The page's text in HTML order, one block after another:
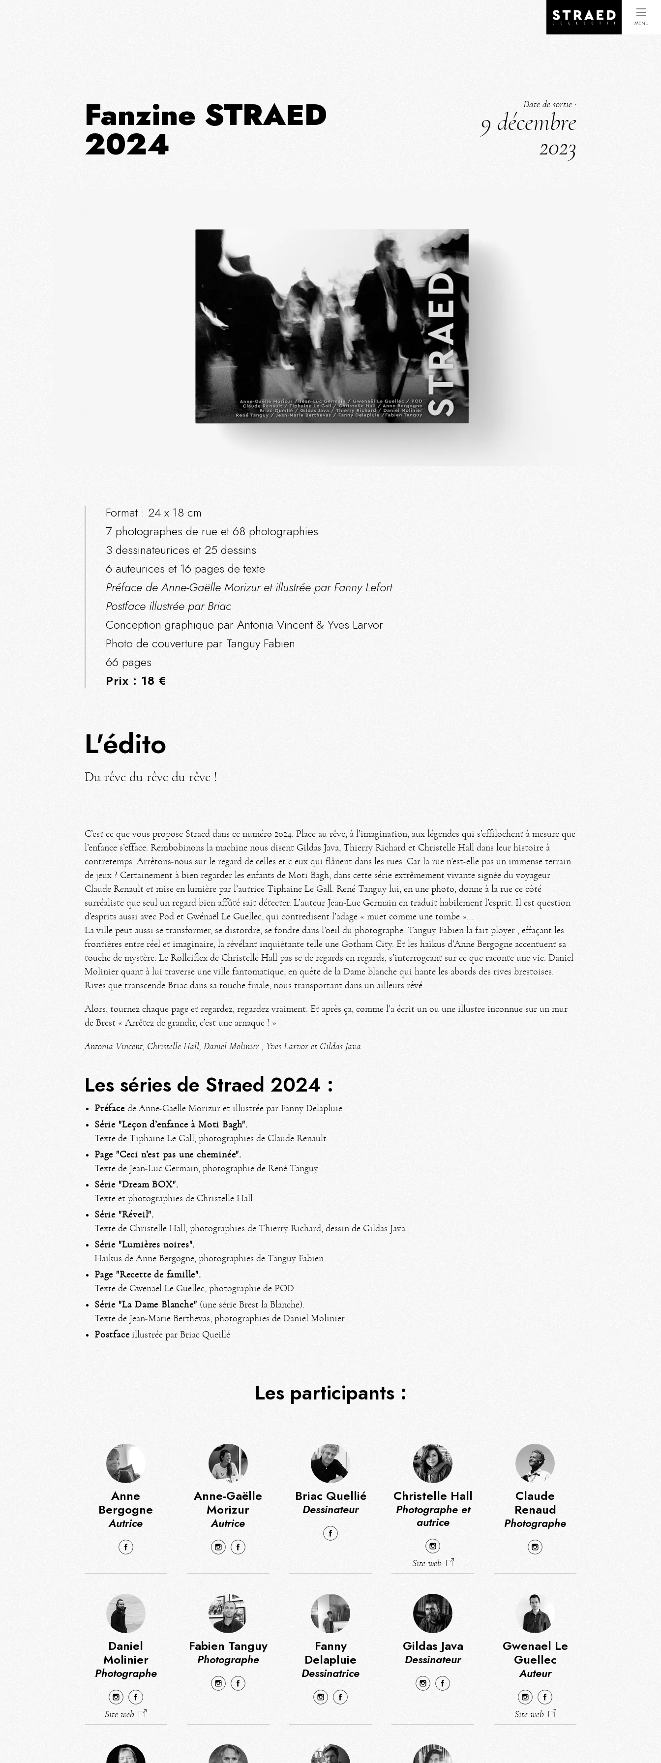
MENU
Fanzine STRAED
2024
Date de sortie :
9 décembre
2023
Format : 24 x 18 cm
7 photographes de rue et 68 photographies
3 dessinateurices et 25 dessins
6 auteurices et 16 pages de texte
Préface de Anne-Gaëlle Morizur et illustrée par Fanny Lefort
Postface illustrée par Briac
Conception graphique par Antonia Vincent & Yves Larvor
Photo de couverture par Tanguy Fabien
66 pages
Prix : 18 €
L'édito
Du rêve du rêve du rêve !
C’est ce que vous propose Straed dans ce numéro 2024. Place au rêve, à l’imagination, aux légendes qui s’effilochent à mesure que
l’enfance s’efface. Rembobinons la machine nous disent Gildas Java, Thierry Richard et Christelle Hall dans leur histoire à
contretemps. Arrêtons-nous sur le regard de celles et c eux qui flânent dans les rues. Car la rue n’est-elle pas un immense terrain
de jeux ? Certainement à bien regarder les enfants de Moti Bagh, dans cette série extrêmement vivante signée du voyageur
Claude Renault et mise en lumière par l’autrice Tiphaine Le Gall. René Tanguy lui, en une photo, donne à la rue ce côté
surréaliste que seul un regard bien affûté sait détecter. L’auteur Jean-Luc Germain en traduit habilement l’esprit. Il est question
d’esprits aussi avec Pod et Gwénaël Le Guellec, qui contredisent l’adage « muet comme une tombe »…
La ville peut aussi se transformer, se distordre, se fondre dans l’oeil du photographe. Tanguy Fabien la fait ployer , effaçant les
frontières entre réel et imaginaire, la révélant inquiétante telle une Gotham City. Et les haïkus d’Anne Bergogne accentuent sa
touche de mystère. Le Rolleiflex de Christelle Hall pas se de regards en regards, s’interrogeant sur ce que raconte une vie. Daniel
Molinier quant à lui traverse une ville fantomatique, en quête de la Dame blanche qui hante les abords des rives brestoises.
Rives que transcende Briac dans sa touche finale, nous transportant dans un ailleurs rêvé.
Alors, tournez chaque page et regardez, regardez vraiment. Et après ça, comme l’a écrit un ou une illustre inconnue sur un mur
de Brest « Arrêtez de grandir, c’est une arnaque ! »
Antonia Vincent, Christelle Hall, Daniel Molinier , Yves Larvor et Gildas Java
Les séries de Straed 2024 :
Préfacede Anne-Gaëlle Morizur et illustrée par Fanny Delapluie
Série "Leçon d’enfance à Moti Bagh".
Texte de Tiphaine Le Gall, photographies de Claude Renault
Page "Ceci n’est pas une cheminée".
Texte de Jean-Luc Germain, photographie de René Tanguy
Série "Dream BOX".
Texte et photographies de Christelle Hall
Série "Réveil".
Texte de Christelle Hall, photographies de Thierry Richard, dessin de Gildas Java
Série "Lumières noires".
Haïkus de Anne Bergogne, photographies de Tanguy Fabien
Page "Recette de famille".
Texte de Gwenäel Le Guellec, photographie de POD
Série "La Dame Blanche" (une série Brest la Blanche).
Texte de Jean-Marie Berthevas, photographies de Daniel Molinier
Postface illustrée par Briac Queillé
Les participants :
Anne
Bergogne
Autrice
Anne-Gaëlle
Morizur
Autrice
Briac Quellié
Dessinateur
Christelle Hall
Photographe et
autrice
Site web
Claude
Renaud
Photographe
Daniel
Molinier
Photographe
Site web
Fabien Tanguy
Photographe
Fanny
Delapluie
Dessinatrice
Gildas Java
Dessinateur
Gwenael Le
Guellec
Auteur
Site web